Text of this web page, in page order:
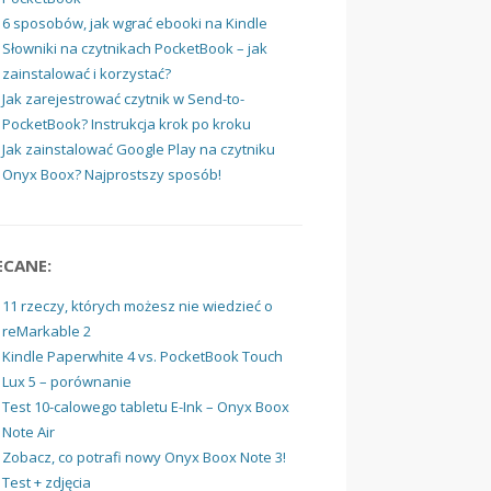
6 sposobów, jak wgrać ebooki na Kindle
Słowniki na czytnikach PocketBook – jak
zainstalować i korzystać?
Jak zarejestrować czytnik w Send-to-
PocketBook? Instrukcja krok po kroku
Jak zainstalować Google Play na czytniku
Onyx Boox? Najprostszy sposób!
11 rzeczy, których możesz nie wiedzieć o
reMarkable 2
Kindle Paperwhite 4 vs. PocketBook Touch
Lux 5 – porównanie
Test 10-calowego tabletu E-Ink – Onyx Boox
Note Air
Zobacz, co potrafi nowy Onyx Boox Note 3!
Test + zdjęcia